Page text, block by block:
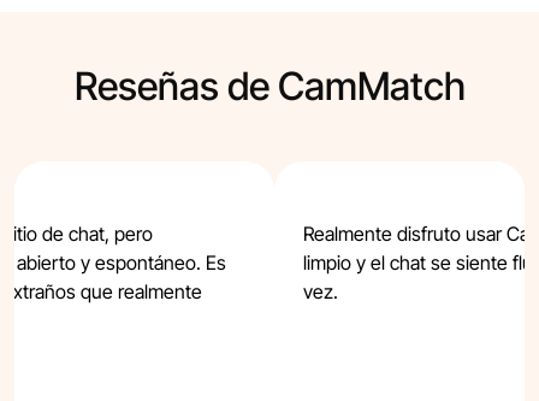
Reseñas de CamMatch
de chat, pero
abierto y espontáneo. Es
que realmente
Realmente disfruto usar
limpio y el chat se siente
vez.